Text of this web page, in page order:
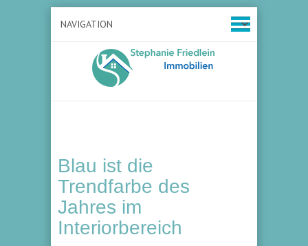
Blau ist die
Trendfarbe des
Jahres im
Interiorbereich